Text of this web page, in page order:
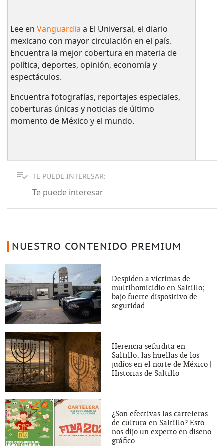
Lee en Vanguardia a El Universal, el diario
mexicano con mayor circulación en el país.​
Encuentra la mejor cobertura en materia de
política, deportes, opinión, economía y
espectáculos.
Encuentra fotografías, reportajes especiales,
coberturas únicas y noticias de último
momento de México y el mundo.
TE PUEDE INTERESAR:
Te puede interesar
NUESTRO CONTENIDO PREMIUM
Despiden a víctimas de
multihomicidio en Saltillo;
bajo fuerte dispositivo de
seguridad
Herencia sefardita en
Saltillo: las huellas de los
judíos en el norte de México |
Historias de Saltillo
¿Son efectivas las carteleras
de cultura en Saltillo? Esto
nos dijo un experto en diseño
gráfico